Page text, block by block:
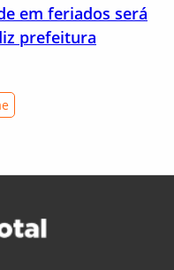
em feriados será
prefeitura